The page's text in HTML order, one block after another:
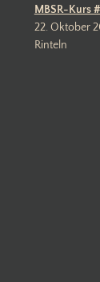
MBSR-Kurs
22. Oktober
Rinteln